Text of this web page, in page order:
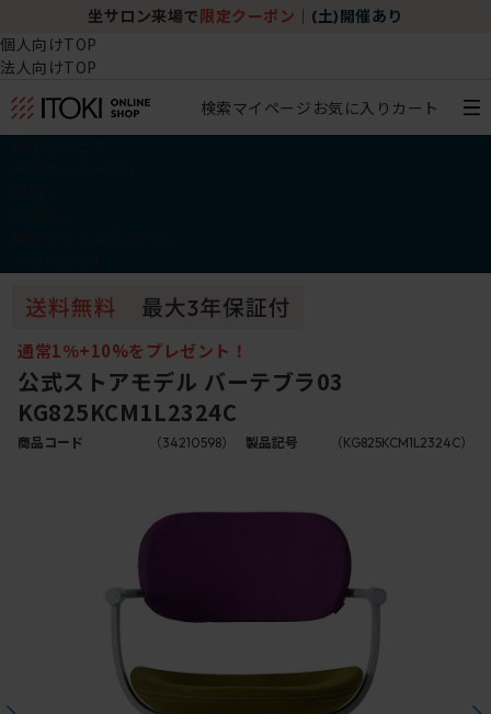
坐サロン来場で 限定クーポン (土)開催あり
個人向けTOP
法人向けTOP
検索マイページ お気に入り カート
通常1％+10%をプレゼント！
公式ストアモデル バーテブラ03
KG825KCM1L2324C
商品コード （34210598） 製品記号 （KG825KCM1L2324C）